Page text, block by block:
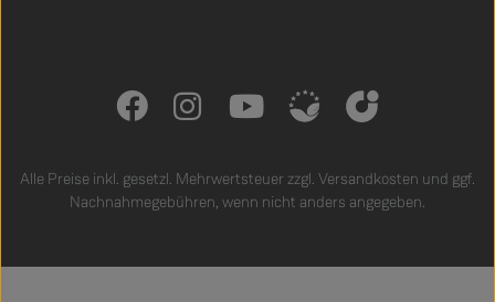
Alle Preise inkl. gesetzl. Mehrwertsteuer zzgl. Versandkosten und ggf.
Nachnahmegebühren, wenn nicht anders angegeben.